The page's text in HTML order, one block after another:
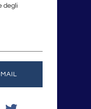
degli
T